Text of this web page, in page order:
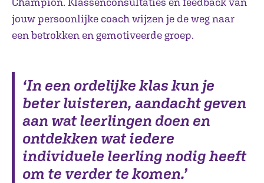
jouw persoonlijke coach wijzen je de weg naar
een betrokken en gemotiveerde groep.
‘In een ordelijke klas kun je
beter luisteren, aandacht geven
aan wat leerlingen doen en
ontdekken wat iedere
individuele leerling nodig heeft
om te verder te komen.’